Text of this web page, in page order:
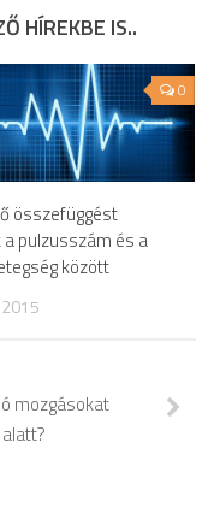
HÍREKBE IS..
0
összefüggést
pulzusszám és a
között
2015
mozgásokat